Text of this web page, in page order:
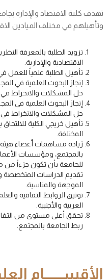
تهدف كلية الاقتصاد والإدارة
وتأهيلهم في مختلف الميادين
تزويد الطلبة بالمعرفة
الاقتصادية والإدارية.
تأهيل الطلبة علمياً للعمل
إنجاز البحوث العلمية في
حل المشكلات والانخراط
إنجاز البحوث العلمية في
حل المشكلات والانخراط
تأهيل خريجي الكلية
المختلفة.
زيادة مساهمات أعضاء
بالمجتمع، ومؤسسات
للجامعة بأن تكون جزءاً
تقديم الدراسات المتخصصة
الموجهة والمناسبة.
توثيق الروابط الثقافية
العربية والأجنبية.
تحقق أعلى مستوى من
ربط الجامعة بالمجتمع.
الأقســــــام